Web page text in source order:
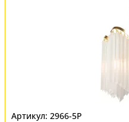
2966-5P